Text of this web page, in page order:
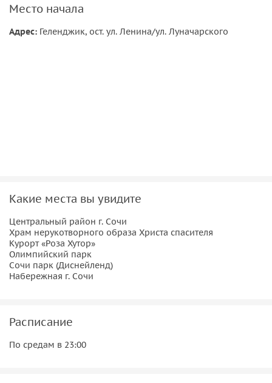
Место начала
Адрес: Геленджик, ост. ул. Ленина/ул. Луначарского
Какие места вы увидите
Центральный район г. Сочи
Храм нерукотворного образа Христа спасителя
Курорт «Роза Хутор»
Олимпийский парк
Сочи парк (Диснейленд)
Набережная г. Сочи
Расписание
По средам в 23:00